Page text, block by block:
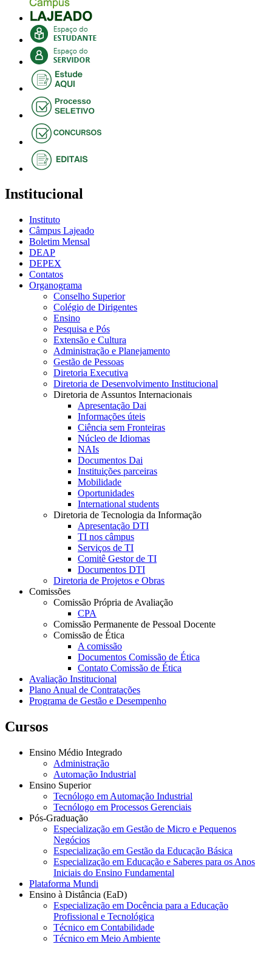
Institucional
Instituto
Câmpus Lajeado
Boletim Mensal
DEAP
DEPEX
Contatos
Organograma
Conselho Superior
Colégio de Dirigentes
Ensino
Pesquisa e Pós
Extensão e Cultura
Administração e Planejamento
Gestão de Pessoas
Diretoria Executiva
Diretoria de Desenvolvimento Institucional
Diretoria de Assuntos Internacionais
Apresentação Dai
Informações úteis
Ciência sem Fronteiras
Núcleo de Idiomas
NAIs
Documentos Dai
Instituições parceiras
Mobilidade
Oportunidades
International students
Diretoria de Tecnologia da Informação
Apresentação DTI
TI nos câmpus
Serviços de TI
Comitê Gestor de TI
Documentos DTI
Diretoria de Projetos e Obras
Comissões
Comissão Própria de Avaliação
CPA
Comissão Permanente de Pessoal Docente
Comissão de Ética
A comissão
Documentos Comissão de Ética
Contato Comissão de Ética
Avaliação Institucional
Plano Anual de Contratações
Programa de Gestão e Desempenho
Cursos
Ensino Médio Integrado
Administração
Automação Industrial
Ensino Superior
Tecnólogo em Automação Industrial
Tecnólogo em Processos Gerenciais
Pós-Graduação
Especialização em Gestão de Micro e Pequenos
Negócios
Especialização em Gestão da Educação Básica
Especialização em Educação e Saberes para os Anos
Iniciais do Ensino Fundamental
Plataforma Mundi
Ensino à Distância (EaD)
Especialização em Docência para a Educação
Profissional e Tecnológica
Técnico em Contabilidade
Técnico em Meio Ambiente